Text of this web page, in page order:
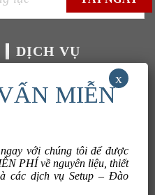
DỊCH VỤ
Tuyển dụng
với chúng tôi để được
PHÍ về nguyên liệu, thiết
các dịch vụ Setup – Đào